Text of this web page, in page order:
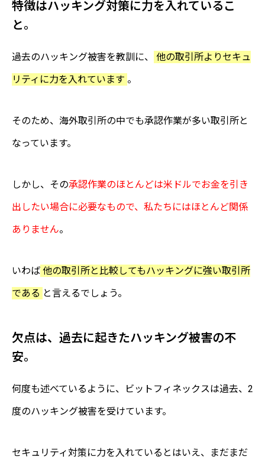
特徴はハッキング対策に力を入れているこ
と。
過去のハッキング被害を教訓に、
他の取引所よりセキュ
リティに力を入れています 。
そのため、海外取引所の中でも承認作業が多い取引所と
なっています。
しかし、その承認作業のほとんどは米ドルでお金を引き
出したい場合に必要なもので、私たちにはほとんど関係
ありません。
いわば 他の取引所と比較してもハッキングに強い取引所
である と言えるでしょう。
欠点は、過去に起きたハッキング被害の不
安。
何度も述べているように、ビットフィネックスは過去、2
度のハッキング被害を受けています。
セキュリティ対策に力を入れているとはいえ、まだまだ